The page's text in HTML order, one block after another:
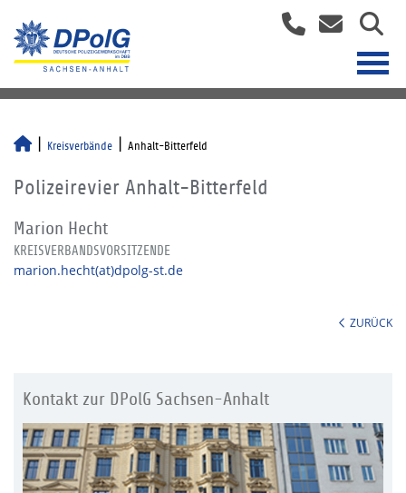
Kreisverbände Anhalt-Bitterfeld
Polizeirevier Anhalt-Bitterfeld
Marion Hecht
KREISVERBANDSVORSITZENDE
marion.hecht(at)dpolg-st.de
ZURÜCK
Kontakt zur DPolG Sachsen-Anhalt